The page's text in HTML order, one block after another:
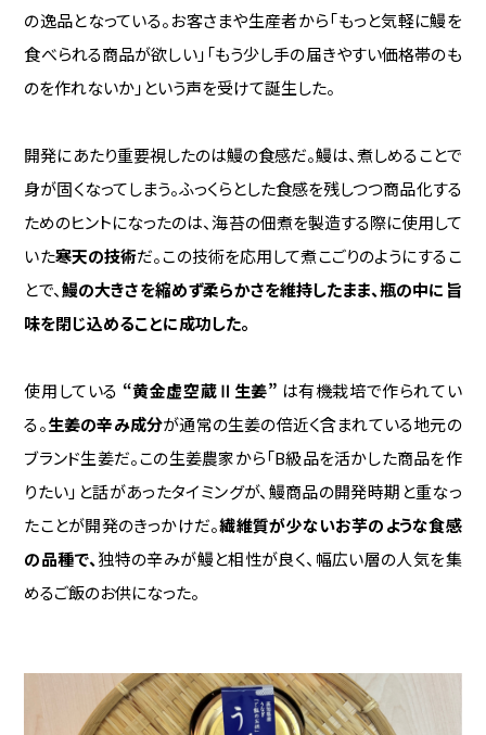
の逸品となっている。お客さまや生産者から「もっと気軽に鰻を
食べられる商品が欲しい」「もう少し手の届きやすい価格帯のも
のを作れないか」という声を受けて誕生した。
開発にあたり重要視したのは鰻の食感だ。鰻は、煮しめることで
身が固くなってしまう。ふっくらとした食感を残しつつ商品化する
ためのヒントになったのは、海苔の佃煮を製造する際に使用して
いた寒天の技術だ。この技術を応用して煮こごりのようにするこ
とで、鰻の大きさを縮めず柔らかさを維持したまま、瓶の中に旨
味を閉じ込めることに成功した。
使用している “黄金虚空蔵Ⅱ生姜” は有機栽培で作られてい
る。生姜の辛み成分が通常の生姜の倍近く含まれている地元の
ブランド生姜だ。この生姜農家から「B級品を活かした商品を作
りたい」と話があったタイミングが、鰻商品の開発時期と重なっ
たことが開発のきっかけだ。繊維質が少ないお芋のような食感
の品種で、独特の辛みが鰻と相性が良く、幅広い層の人気を集
めるご飯のお供になった。